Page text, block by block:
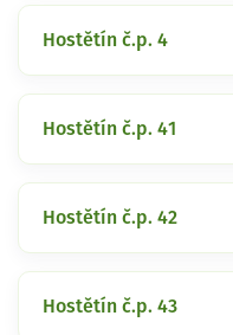
Hostětín č.p. 4
Hostětín č.p. 41
Hostětín č.p. 42
Hostětín č.p. 43